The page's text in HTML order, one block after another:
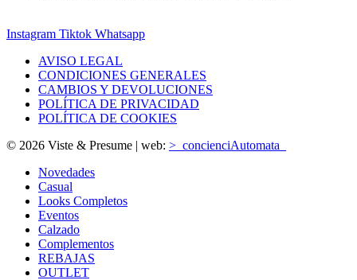
Instagram Tiktok Whatsapp
AVISO LEGAL
CONDICIONES GENERALES
CAMBIOS Y DEVOLUCIONES
POLÍTICA DE PRIVACIDAD
POLÍTICA DE COOKIES
© 2026 Viste & Presume | web: >_concienciAutomata_
Novedades
Casual
Looks Completos
Eventos
Calzado
Complementos
REBAJAS
OUTLET